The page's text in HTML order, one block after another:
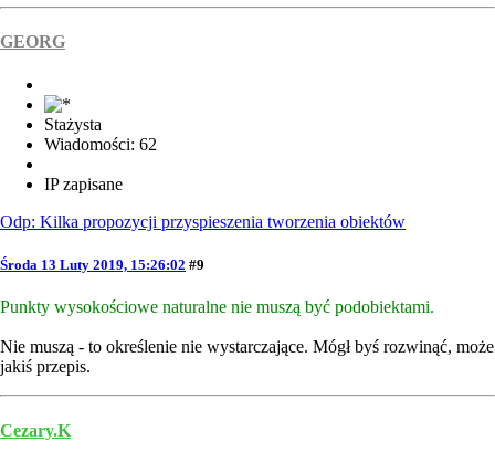
GEORG
Stażysta
Wiadomości: 62
IP zapisane
Odp: Kilka propozycji przyspieszenia tworzenia obiektów
Środa 13 Luty 2019, 15:26:02 #9
Punkty wysokościowe naturalne nie muszą być podobiektami.
Nie muszą - to określenie nie wystarczające. Mógł byś rozwinąć, może
jakiś przepis.
Cezary.K